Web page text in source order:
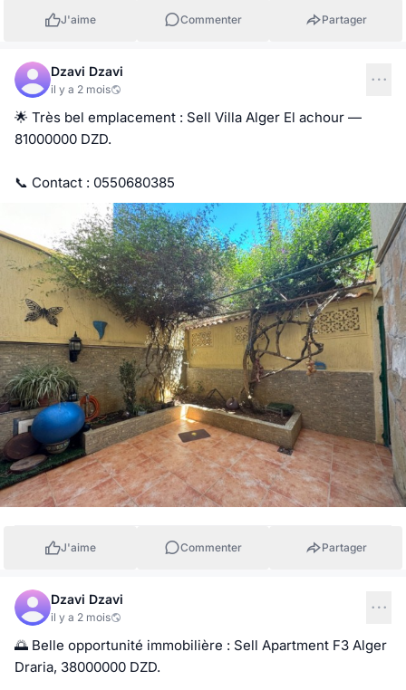
J'aime Commenter Partager
Dzavi Dzavi
il y a 2 mois
🌟 Très bel emplacement : Sell Villa Alger El achour —
81000000 DZD.
📞 Contact : 0550680385
J'aime Commenter Partager
Dzavi Dzavi
il y a 2 mois
🌅 Belle opportunité immobilière : Sell Apartment F3 Alger
Draria, 38000000 DZD.